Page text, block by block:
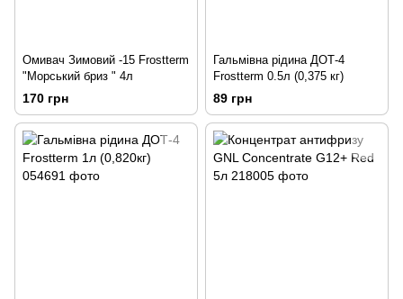
Омивач Зимовий -15 Frostterm
"Морський бриз " 4л
170 грн
Гальмівна рідина ДОТ-4
Frostterm 0.5л (0,375 кг)
89 грн